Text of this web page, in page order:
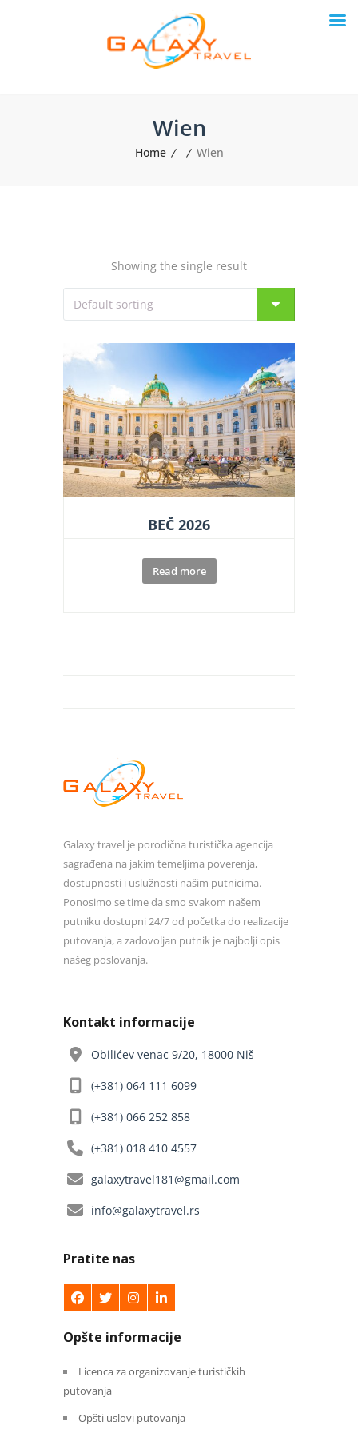
Wien
Home Wien
Showing the single result
BEČ 2026
Read more
Galaxy travel je porodična turistička agencija
sagrađena na jakim temeljima poverenja,
dostupnosti i uslužnosti našim putnicima.
Ponosimo se time da smo svakom našem
putniku dostupni 24/7 od početka do realizacije
putovanja, a zadovoljan putnik je najbolji opis
našeg poslovanja.
Kontakt informacije
Obilićev venac 9/20, 18000 Niš
(+381) 064 111 6099
(+381) 066 252 858
(+381) 018 410 4557
galaxytravel181@gmail.com
info@galaxytravel.rs
Pratite nas
Opšte informacije
Licenca za organizovanje turističkih
putovanja
Opšti uslovi putovanja